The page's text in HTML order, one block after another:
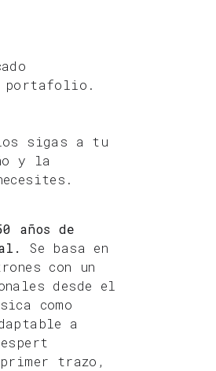
portafolio.
los sigas a tu
y la
años de
Se basa en
con un
desde el
como
a
trazo,